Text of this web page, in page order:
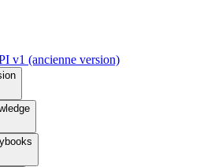
v1 (ancienne version)